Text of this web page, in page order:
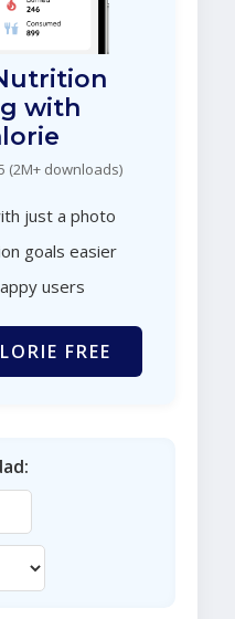
with
(2M+ downloads)
just a photo
goals easier
users
FREE